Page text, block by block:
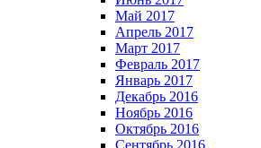
Май 2017
Апрель 2017
Март 2017
Февраль 2017
Январь 2017
Декабрь 2016
Ноябрь 2016
Октябрь 2016
Сентябрь 2016